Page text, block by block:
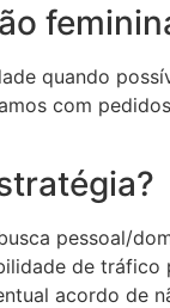
quando
com
pessoal/
de
acordo de